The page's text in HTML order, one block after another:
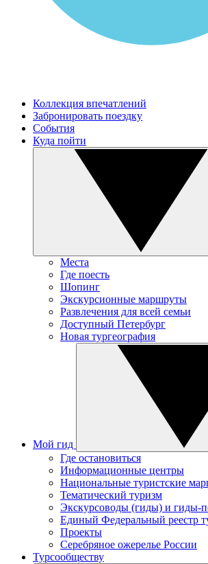
Коллекция впечатлений
Забронировать поездку
События
Куда пойти
Места
Где поесть
Шопинг
Экскурсионные маршруты
Развлечения для всей семьи
Доступный Петербург
Новая тургеография
Мой гид
Где остановиться
Информационные центры
Национальные туристские
Тематический туризм
Экскурсоводы (гиды) и гиды-
Единый Федеральный реестр
Проекты
Серебряное ожерелье России
Турсообществу